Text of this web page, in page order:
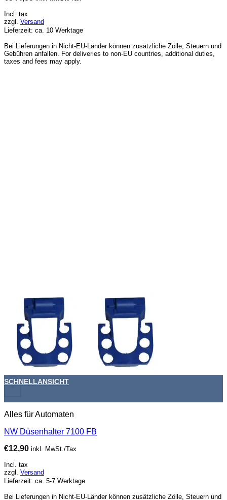
Incl. tax
zzgl. Versand
Lieferzeit: ca. 10 Werktage
Bei Lieferungen in Nicht-EU-Länder können zusätzliche Zölle, Steuern und
Gebühren anfallen. For deliveries to non-EU countries, additional duties,
taxes and fees may apply.
+
SCHNELLANSICHT
Alles für Automaten
NW Düsenhalter 7100 FB
€12,90 inkl. MwSt./Tax
Incl. tax
zzgl. Versand
Lieferzeit: ca. 5-7 Werktage
Bei Lieferungen in Nicht-EU-Länder können zusätzliche Zölle, Steuern und